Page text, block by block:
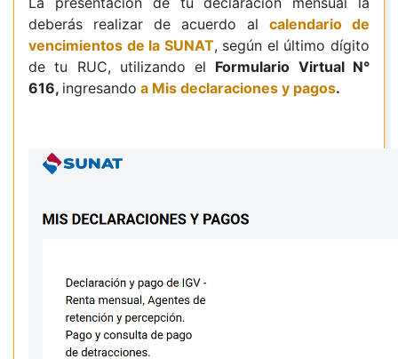
deberás realizar de acuerdo al calendario de
vencimientos de la SUNAT, según el último dígito
de tu RUC, utilizando el Formulario Virtual N°
616, ingresando a Mis declaraciones y pagos.